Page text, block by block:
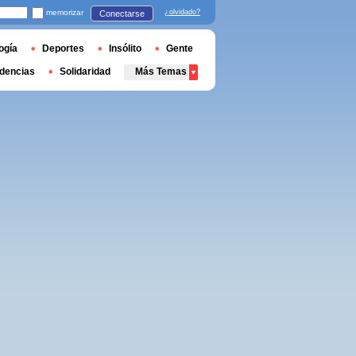
memorizar Conectarse ¿olvidado?
Deportes Insólito Gente
Solidaridad Más Temas